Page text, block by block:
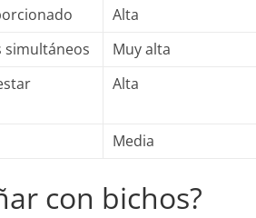
Alta
simultáneos
Muy alta
Alta
Media
con bichos?